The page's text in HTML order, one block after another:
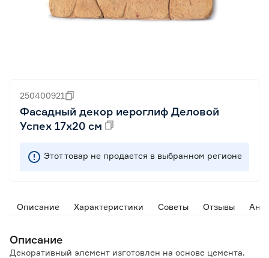
250400921
Фасадный декор иероглиф Деловой
Успех 17х20 см
Этот товар не продается в выбранном регионе
Описание Характеристики Советы Отзывы
Описание
Декоративный элемент изготовлен на основе цемента.